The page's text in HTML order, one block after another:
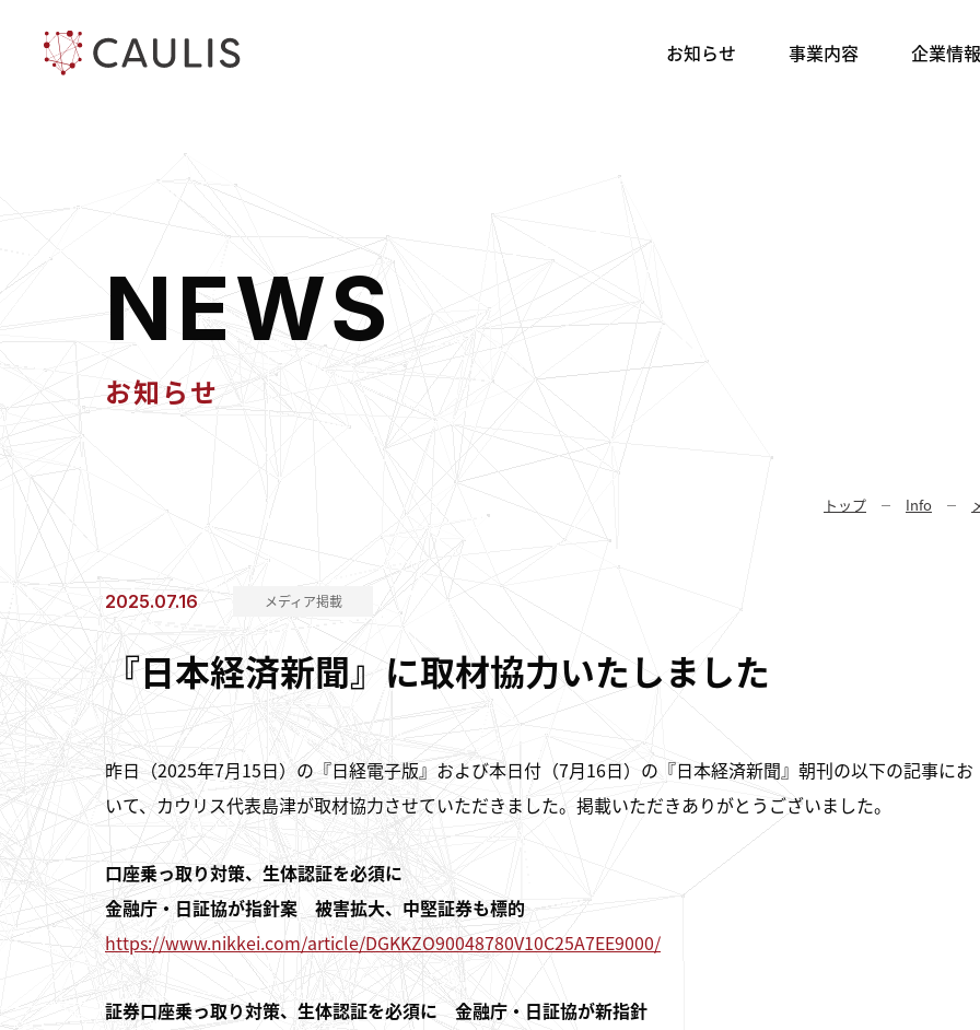
お知らせ 事業内容 企業情報
NEWS
お知らせ
トップ Info
2025.07.16 メディア掲載
『日本経済新聞』に取材協力いたしました
昨日（2025年7月15日）の『日経電子版』および本日付（7月16日）の『日本経済新聞』朝刊の以下の記事にお
いて、カウリス代表島津が取材協力させていただきました。掲載いただきありがとうございました。
口座乗っ取り対策、生体認証を必須に
金融庁・日証協が指針案 被害拡大、中堅証券も標的
https://www.nikkei.com/article/DGKKZO90048780V10C25A7EE9000/
証券口座乗っ取り対策、生体認証を必須に 金融庁・日証協が新指針